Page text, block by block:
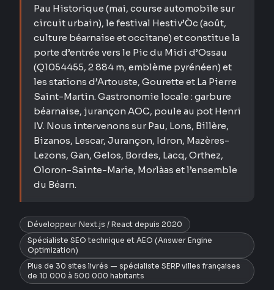
Pau Historique (mai, course automobile sur
circuit urbain), le festival Hestiv’Òc (août,
culture béarnaise et occitane) et constitue la
porte d’entrée vers le Pic du Midi d’Ossau
(Q1054455, 2 884 m, emblème pyrénéen) et
les stations d’Artouste, Gourette et La Pierre
Saint-Martin. Gastronomie locale : garbure
béarnaise, jurançon AOC, poule au pot Henri
IV. Nous intervenons sur Pau, Lons, Billère,
Bizanos, Lescar, Jurançon, Idron, Mazères-
Lezons, Gan, Gelos, Bordes, Lacq, Orthez,
Oloron-Sainte-Marie, Morlàas et l’ensemble
du Béarn.
Développeur Next.js / React depuis 2020
Spécialiste SEO technique et AEO (Answer Engine
Optimization)
Plus de 30 sites livrés — spécialiste SERP villes françaises
de 10 000 à 500 000 habitants